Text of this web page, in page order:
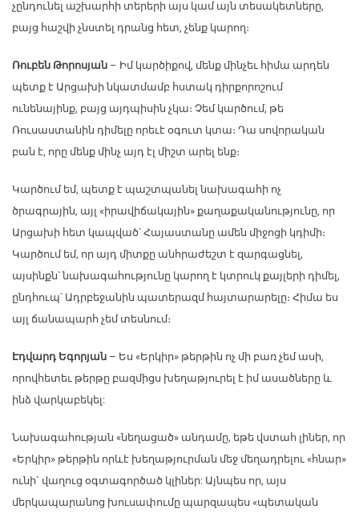
չընդունել աշխարհի տերերի այս կամ այն տեսակետները,
բայց հաշվի չնստել դրանց հետ, չենք կարող։
Ռուբեն Թորոսյան – Իմ կարծիքով, մենք մինչեւ հիմա արդեն
պետք է Արցախի նկատմամբ հստակ դիրքորոշում
ունենայինք, բայց այդպիսին չկա։ Չեմ կարծում, թե
Ռուսաստանին դիմելը որեւէ օգուտ կտա։ Դա սովորական
բան է, որը մենք մինչ այդ էլ միշտ արել ենք։
Կարծում եմ, պետք է պաշտպանել նախագահի ոչ
ծրագրային, այլ «իրավիճակային» քաղաքականությունը, որ
Արցախի հետ կապված՝ Հայաստանը ամեն միջոցի կդիմի։
Կարծում եմ, որ այդ միտքը անհրաժեշտ է զարգացնել,
այսինքն՝ նախագահությունը կարող է կտրուկ քայլերի դիմել,
ընդհուպ՝ Ադրբեջանին պատերազմ հայտարարելը։ Հիմա ես
այլ ճանապարհ չեմ տեսնում։
Էդվարդ Եգորյան – Ես «Երկիր» թերթին ոչ մի բառ չեմ ասի,
որովհետեւ թերթը բազմիցս խեղաթյուրել է իմ ասածները և
ինձ վարկաբեկել:
Նախագահության «նեղացած» անդամը, եթե վստահ լիներ, որ
«Երկիր» թերթին որևէ խեղաթյուրման մեջ մեղադրելու «հնար»
ունի` վաղուց օգտագործած կլիներ: Այնպես որ, այս
մերկապարանոց խուսափումը պարզապես «պետական